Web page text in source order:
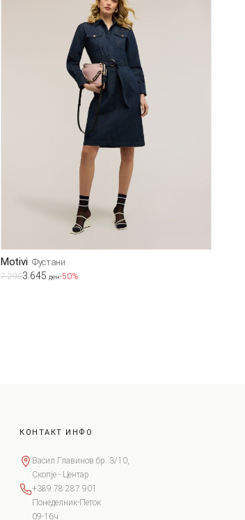
Motivi Фустани
7.2903.645 ден-50%
КОНТАКТ ИНФО
Васил Главинов бр. 3/10,
Скопје - Центар
+389 78 287 901
Понеделник-Петок
09-16ч